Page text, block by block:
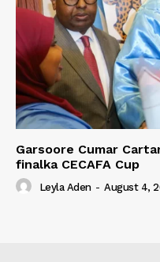
Garsoore Cumar
finalka CECAFA Cup
Leyla Aden - August 4,